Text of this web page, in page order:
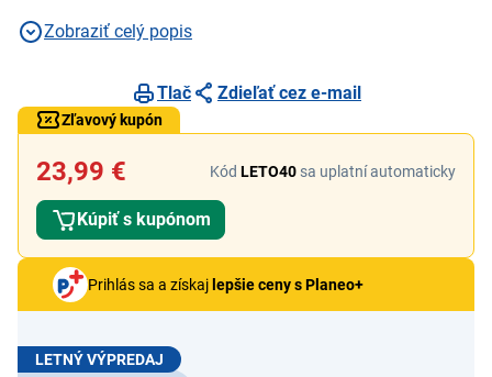
Zobraziť celý popis
Tlač Zdieľať cez e-mail
Zľavový kupón
23,99 € Kód LETO40 sa uplatní automaticky
Kúpiť s kupónom
Prihlás sa a získaj lepšie ceny s Planeo+
LETNÝ VÝPREDAJ